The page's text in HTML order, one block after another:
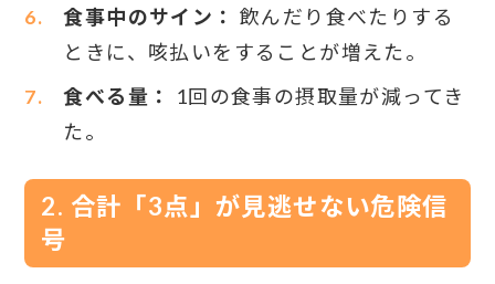
食事中のサイン： 飲んだり食べたりする
ときに、咳払いをすることが増えた。
食べる量：
1回の食事の摂取量が減ってき
た。
2. 合計「3点」が見逃せない危険信
号